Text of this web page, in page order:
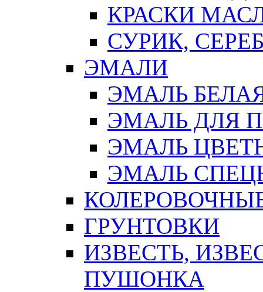
КРАСКИ
СУРИК,
ЭМАЛИ
ЭМАЛЬ
ЭМАЛЬ ДЛЯ
ЭМАЛЬ
ЭМАЛЬ
ГРУНТОВКИ
ИЗВЕСТЬ,
ПУШОНКА